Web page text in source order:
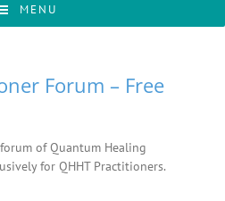
MENU
Forum – Free
of Quantum Healing
for QHHT Practitioners.